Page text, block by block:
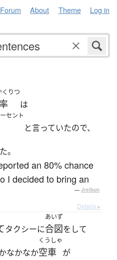
Forum About Theme Log in
くりつ
は
セント
と言っていたので、
。
an 80% chance
I decided to bring an
— Jreibun
Details ▸
タクシーに
あいず
合図をして
なかなか
くうしゃ
空車 が